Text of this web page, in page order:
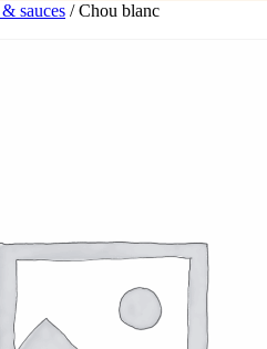
sauces / Chou blanc